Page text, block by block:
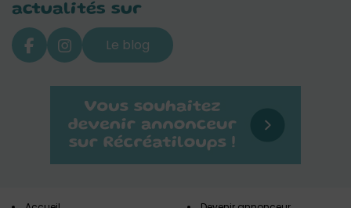
actualités sur
Le blog